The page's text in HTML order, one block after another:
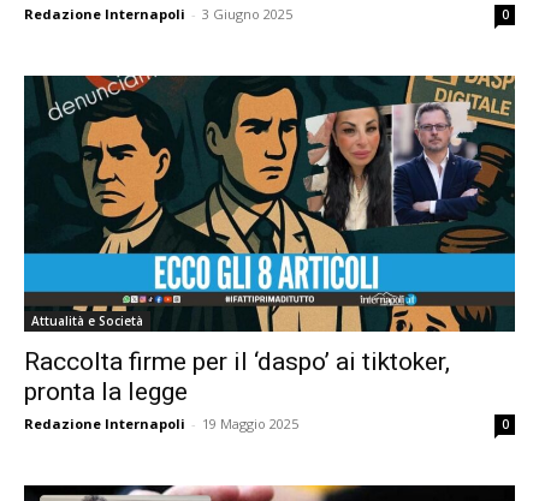
Redazione Internapoli - 3 Giugno 2025 0
Attualità e Società
Raccolta firme per il ‘daspo’ ai tiktoker,
pronta la legge
Redazione Internapoli - 19 Maggio 2025 0